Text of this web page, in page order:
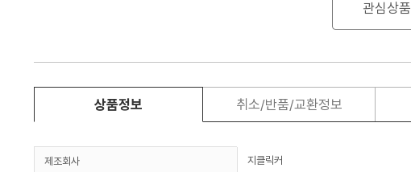
관심상품
상품정보 취소/반품/교환정보
제조회사 지클릭커